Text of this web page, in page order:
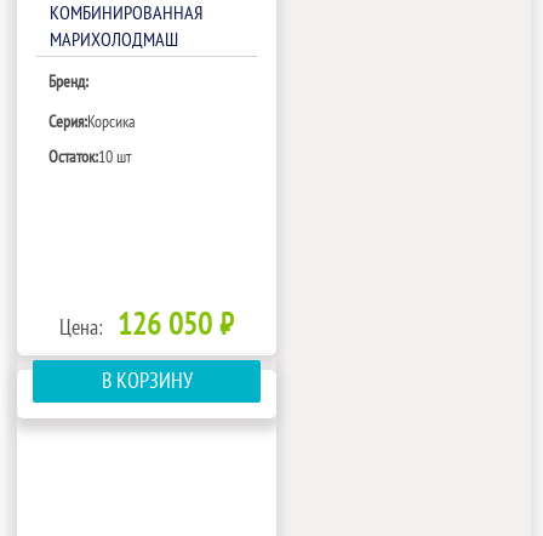
КОМБИНИРОВАННАЯ
МАРИХОЛОДМАШ
Бренд:
Серия:Корсика
Остаток:10 шт
Цена: 126 050 ₽
В КОРЗИНУ